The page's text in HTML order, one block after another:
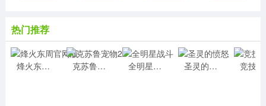
热门推荐
烽火东周官网版 克苏鲁宠物2 全明星战斗 圣灵的愤怒